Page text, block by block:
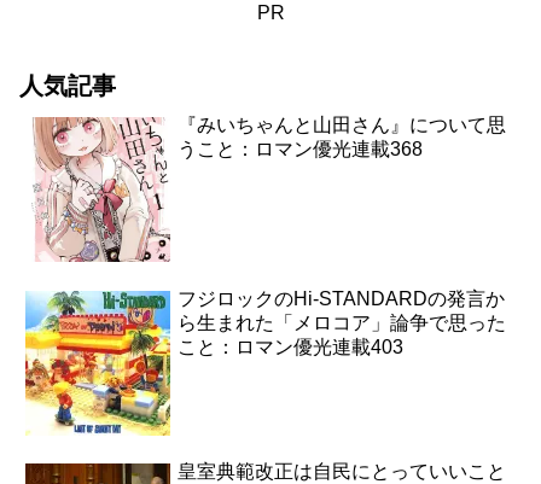
PR
人気記事
『みいちゃんと山田さん』について思
うこと：ロマン優光連載368
フジロックのHi-STANDARDの発言か
ら生まれた「メロコア」論争で思った
こと：ロマン優光連載403
皇室典範改正は自民にとっていいこと